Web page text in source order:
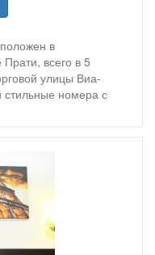
в
всего в 5
улицы Виа-
стильные номера с